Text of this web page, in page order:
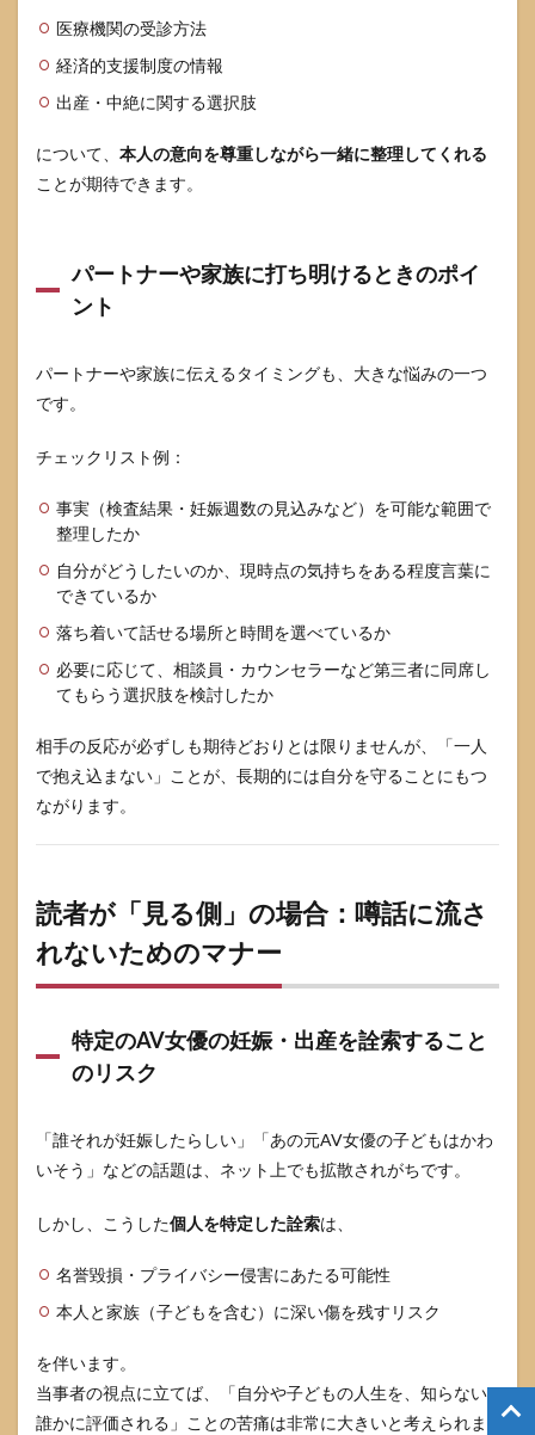
医療機関の受診方法
経済的支援制度の情報
出産・中絶に関する選択肢
について、 本人の意向を尊重しながら一緒に整理してくれる
ことが期待できます。
パートナーや家族に打ち明けるときのポイ
ント
パートナーや家族に伝えるタイミングも、大きな悩みの一つ
です。
チェックリスト例：
事実（検査結果・妊娠週数の見込みなど）を可能な範囲で
整理したか
自分がどうしたいのか、現時点の気持ちをある程度言葉に
できているか
落ち着いて話せる場所と時間を選べているか
必要に応じて、相談員・カウンセラーなど第三者に同席し
てもらう選択肢を検討したか
相手の反応が必ずしも期待どおりとは限りませんが、「一人
で抱え込まない」ことが、長期的には自分を守ることにもつ
ながります。
読者が「見る側」の場合：噂話に流さ
れないためのマナー
特定のAV女優の妊娠・出産を詮索すること
のリスク
「誰それが妊娠したらしい」「あの元AV女優の子どもはかわ
いそう」などの話題は、ネット上でも拡散されがちです。
しかし、こうした個人を特定した詮索は、
名誉毀損・プライバシー侵害にあたる可能性
本人と家族（子どもを含む）に深い傷を残すリスク
を伴います。
当事者の視点に立てば、「自分や子どもの人生を、知らない
誰かに評価される」ことの苦痛は非常に大きいと考えられま